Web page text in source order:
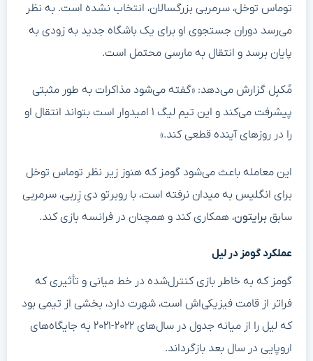
توماس توخل، سرمربی بزرگسالان، انتخاب نشده است. به نظر
می‌رسد دوران جستجوی او برای یک باشگاه جدید به زودی به
پایان برسد و انتقال به مارسی محتمل است.
مُکبِل گزارش می‌دهد: «گفته می‌شود مذاکرات به طور مثبتی
پیشرفت می‌کند و این تیم لیگ ۱ امیدوار است بتواند انتقال او
را در روزهای آینده قطعی کند.»
این معامله باعث می‌شود گومز که هنوز زیر نظر توماس توخل
برای انگلیس به میدان نرفته است، با روبرتو دی زِربی، سرمربی
سابق برایتون، همکاری کند و همچنان در فرانسه بازی کند.
عملکرد گومز در لیل
گومز که به خاطر بازی کنترل‌شده در خط میانی و تأثیری که
فراتر از قامت فیزیکی‌اش است، شهرت دارد، بخشی از تیمی بود
که لیل را از میانه جدول در سال‌های ۲۰۲۲-۲۰۲۱ به جایگاه‌های
اروپایی در سال بعد بازگرداند.